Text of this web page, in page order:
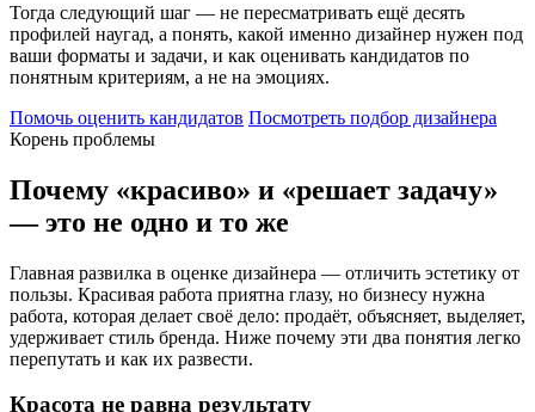
Тогда следующий шаг — не пересматривать ещё десять
профилей наугад, а понять, какой именно дизайнер нужен под
ваши форматы и задачи, и как оценивать кандидатов по
понятным критериям, а не на эмоциях.
Помочь оценить кандидатов Посмотреть подбор дизайнера
Корень проблемы
Почему «красиво» и «решает задачу»
— это не одно и то же
Главная развилка в оценке дизайнера — отличить эстетику от
пользы. Красивая работа приятна глазу, но бизнесу нужна
работа, которая делает своё дело: продаёт, объясняет, выделяет,
удерживает стиль бренда. Ниже почему эти два понятия легко
перепутать и как их развести.
Красота не равна результату